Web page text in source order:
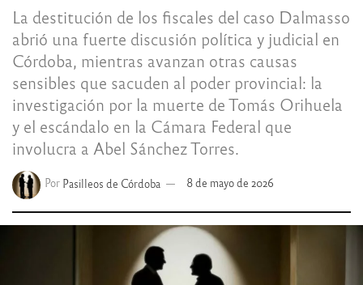
La destitución de los fiscales del caso Dalmasso
abrió una fuerte discusión política y judicial en
Córdoba, mientras avanzan otras causas
sensibles que sacuden al poder provincial: la
investigación por la muerte de Tomás Orihuela
y el escándalo en la Cámara Federal que
involucra a Abel Sánchez Torres.
Por Pasilleos de Córdoba 8 de mayo de 2026